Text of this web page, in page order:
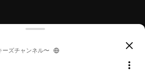
楽しんで走る】桃と桜のサイクリ
870 views 4 years ago
ズチャンネル〜